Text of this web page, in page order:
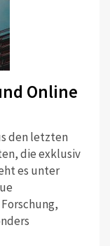
Online
den letzten
die exklusiv
es unter